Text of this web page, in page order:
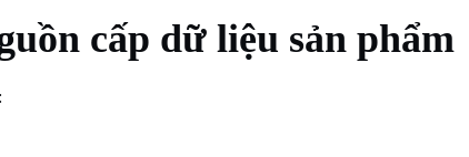
cấp dữ liệu sản phẩm